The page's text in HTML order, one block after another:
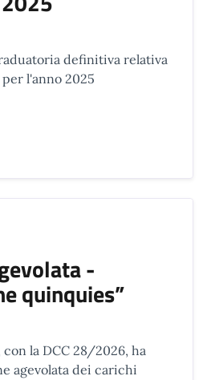
definitiva relativa
l'anno 2025
-
quinquies”
la DCC 28/2026, ha
agevolata dei carichi